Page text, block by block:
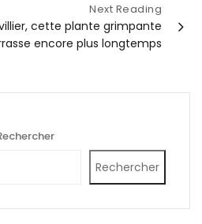
Next Reading
cette plante grimpante
encore plus longtemps
Rechercher